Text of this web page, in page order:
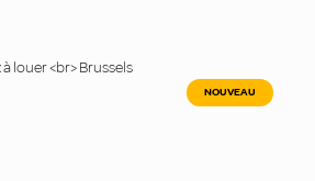
NOUVEAU